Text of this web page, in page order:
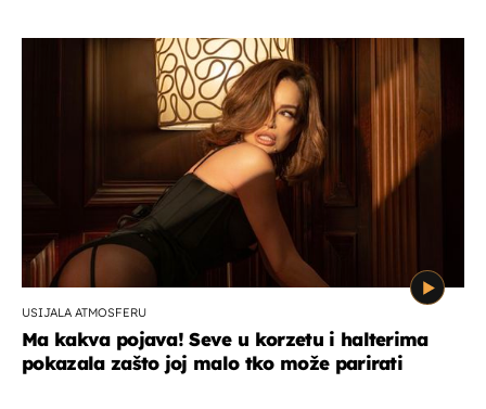
USIJALA ATMOSFERU
Ma kakva pojava! Seve u korzetu i halterima
pokazala zašto joj malo tko može parirati